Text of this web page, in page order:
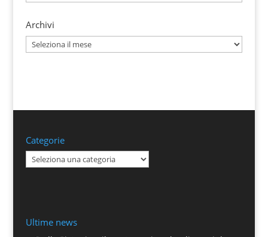
Archivi
Archivi
Categorie
Categorie
Ultime news